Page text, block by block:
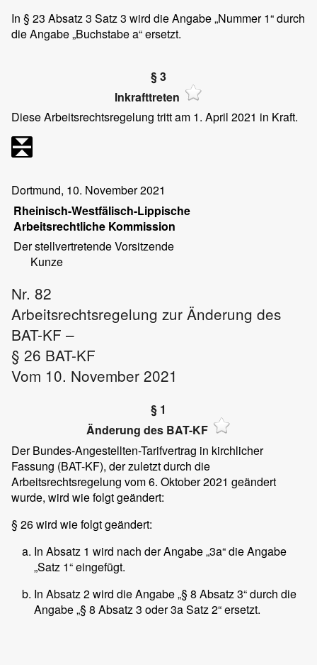
In § 23 Absatz 3 Satz 3 wird die Angabe „Nummer 1“ durch
die Angabe „Buchstabe a“ ersetzt.
§ 3
Inkrafttreten
Diese Arbeitsrechtsregelung tritt am 1. April 2021 in Kraft.
Dortmund, 10. November 2021
Rheinisch-Westfälisch-Lippische
Arbeitsrechtliche Kommission
Der stellvertretende Vorsitzende
Kunze
Nr. 82
Arbeitsrechtsregelung zur Änderung des
BAT-KF –
§ 26 BAT-KF
Vom 10. November 2021
§ 1
Änderung des BAT-KF
Der Bundes-Angestellten-Tarifvertrag in kirchlicher
Fassung (BAT-KF), der zuletzt durch die
Arbeitsrechtsregelung vom 6. Oktober 2021 geändert
wurde, wird wie folgt geändert:
§ 26 wird wie folgt geändert:
In Absatz 1 wird nach der Angabe „3a“ die Angabe
„Satz 1“ eingefügt.
In Absatz 2 wird die Angabe „§ 8 Absatz 3“ durch die
Angabe „§ 8 Absatz 3 oder 3a Satz 2“ ersetzt.